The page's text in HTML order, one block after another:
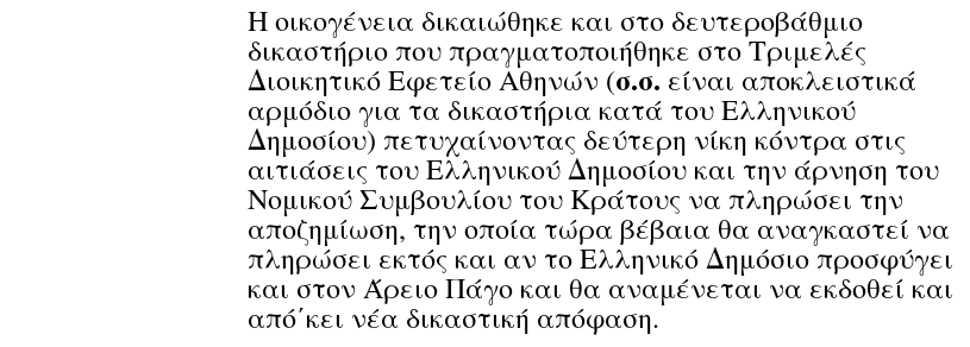
Η οικογένεια δικαιώθηκε και στο δευτεροβάθμιο
δικαστήριο που πραγματοποιήθηκε στο Τριμελές
Διοικητικό Εφετείο Αθηνών (σ.σ. είναι αποκλειστικά
αρμόδιο για τα δικαστήρια κατά του Ελληνικού
Δημοσίου) πετυχαίνοντας δεύτερη νίκη κόντρα στις
αιτιάσεις του Ελληνικού Δημοσίου και την άρνηση του
Νομικού Συμβουλίου του Κράτους να πληρώσει την
αποζημίωση, την οποία τώρα βέβαια θα αναγκαστεί να
πληρώσει εκτός και αν το Ελληνικό Δημόσιο προσφύγει
και στον Άρειο Πάγο και θα αναμένεται να εκδοθεί και
από΄κει νέα δικαστική απόφαση.